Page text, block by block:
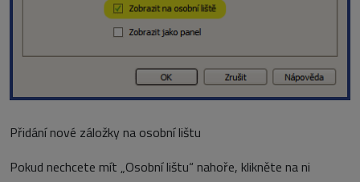
Přidání nové záložky na osobní lištu
Pokud nechcete mít „Osobní lištu“ nahoře, klikněte na ni